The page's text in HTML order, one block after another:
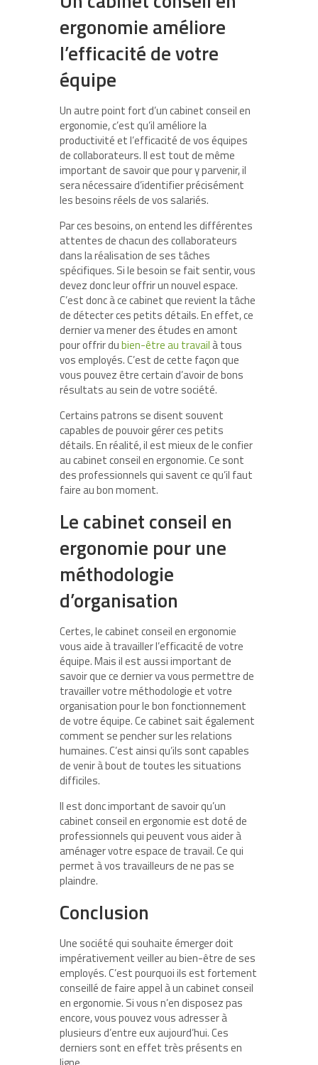
ergonomie améliore
l’efficacité de votre
équipe
Un autre point fort d’un cabinet conseil en
ergonomie, c’est qu’il améliore la
productivité et l’efficacité de vos équipes
de collaborateurs. Il est tout de même
important de savoir que pour y parvenir, il
sera nécessaire d’identifier précisément
les besoins réels de vos salariés.
Par ces besoins, on entend les différentes
attentes de chacun des collaborateurs
dans la réalisation de ses tâches
spécifiques. Si le besoin se fait sentir, vous
devez donc leur offrir un nouvel espace.
C’est donc à ce cabinet que revient la tâche
de détecter ces petits détails. En effet, ce
dernier va mener des études en amont
pour offrir dubien-être au travail à tous
vos employés. C’est de cette façon que
vous pouvez être certain d’avoir de bons
résultats au sein de votre société.
Certains patrons se disent souvent
capables de pouvoir gérer ces petits
détails. En réalité, il est mieux de le confier
au cabinet conseil en ergonomie. Ce sont
des professionnels qui savent ce qu’il faut
faire au bon moment.
Le cabinet conseil en
ergonomie pour une
méthodologie
d’organisation
Certes, le cabinet conseil en ergonomie
vous aide à travailler l’efficacité de votre
équipe. Mais il est aussi important de
savoir que ce dernier va vous permettre de
travailler votre méthodologie et votre
organisation pour le bon fonctionnement
de votre équipe. Ce cabinet sait également
comment se pencher sur les relations
humaines. C’est ainsi qu’ils sont capables
de venir à bout de toutes les situations
difficiles.
Il est donc important de savoir qu’un
cabinet conseil en ergonomie est doté de
professionnels qui peuvent vous aider à
aménager votre espace de travail. Ce qui
permet à vos travailleurs de ne pas se
plaindre.
Conclusion
Une société qui souhaite émerger doit
impérativement veiller au bien-être de ses
employés. C’est pourquoi ils est fortement
conseillé de faire appel à un cabinet conseil
en ergonomie. Si vous n’en disposez pas
encore, vous pouvez vous adresser à
plusieurs d’entre eux aujourd’hui. Ces
derniers sont en effet très présents en